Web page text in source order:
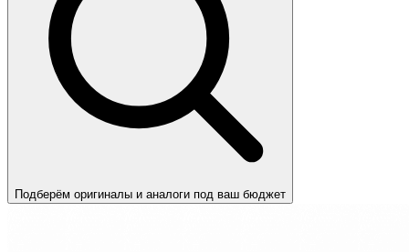
Подберём оригиналы и аналоги под ваш бюджет